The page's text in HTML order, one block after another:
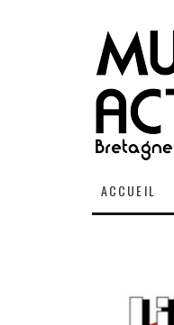
ACCUEIL